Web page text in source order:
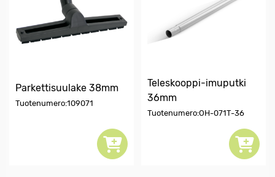
Parkettisuulake 38mm
Tuotenumero:109071
Teleskooppi-imuputki
36mm
Tuotenumero:OH-071T-36